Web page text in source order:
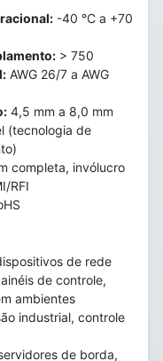
-40 °C a +70
> 750
AWG 26/7 a AWG
4,5 mm a 8,0 mm
(tecnologia de
completa, invólucro
RFI
de rede
de controle,
ambientes
industrial, controle
de borda,